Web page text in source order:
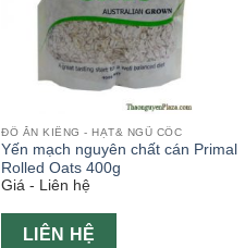
ĐỒ ĂN KIÊNG - HẠT& NGŨ CỐC
Yến mạch nguyên chất cán Primal
Rolled Oats 400g
Giá - Liên hệ
LIÊN HỆ